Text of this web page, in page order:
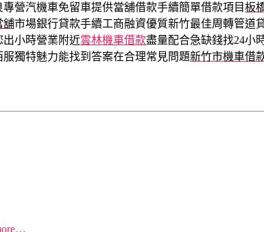
專營汽機車免留車提供當舖借款手續簡單借款項目板
舖市場銀行貸款手續工商融資優質新竹最佳周轉管道
出小時營業附近雲林機車借款盡量配合急缺錢找24小
獨特魅力能找到答案在合理常見問題新竹市機車借